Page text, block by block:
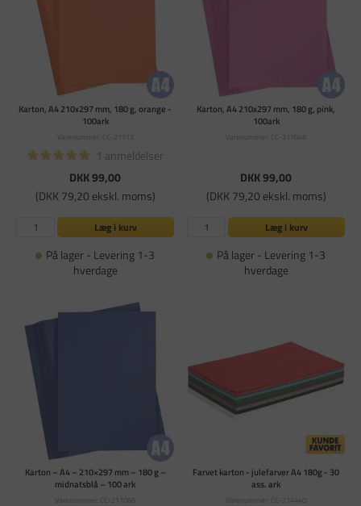
Karton, A4 210x297 mm, 180 g, orange -
100ark
Varenummer: CC-21713
1 anmeldelser
DKK 99,00
(DKK 79,20 ekskl. moms)
Læg i kurv
På lager - Levering 1-3
hverdage
Karton, A4 210x297 mm, 180 g, pink,
100ark
Varenummer: CC-217046
DKK 99,00
(DKK 79,20 ekskl. moms)
Læg i kurv
På lager - Levering 1-3
hverdage
Karton – A4 – 210×297 mm – 180 g –
midnatsblå – 100 ark
Varenummer: CC-217066
Farvet karton - julefarver A4 180g - 30
ass. ark
Varenummer: CC-214440